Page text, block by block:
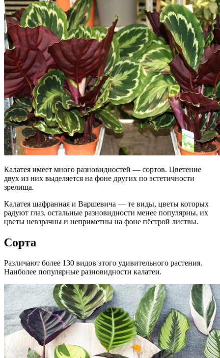
Калатея имеет много разновидностей — сортов. Цветение
двух из них выделяется на фоне других по эстетичности
зрелища.
Калатея шафранная и Варшевича — те виды, цветы которых
радуют глаз, остальные разновидности менее популярны, их
цветы невзрачны и неприметны на фоне пёстрой листвы.
Сорта
Различают более 130 видов этого удивительного растения.
Наиболее популярные разновидности калатеи.